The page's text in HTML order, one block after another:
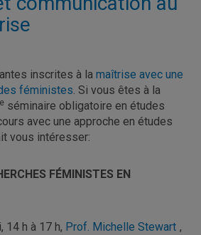
inscrites à la maîtrise avec une
féministes. Si vous êtes à la
e séminaire obligatoire en études
avec une approche en études
vous intéresser:
FÉMINISTES EN
14 h à 17 h, Prof. Michelle Stewart ,